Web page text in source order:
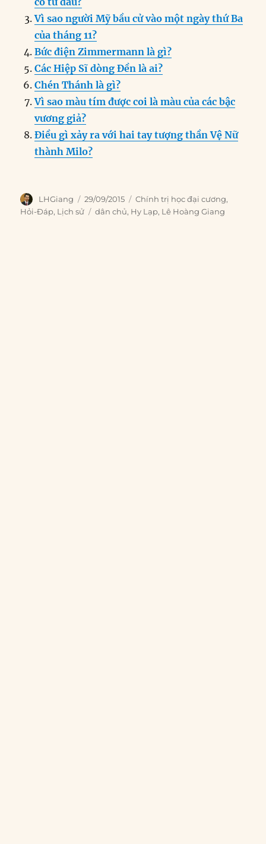
o
o
k
I
n
g p a
Vì sao người Mỹ bầu cử vào một ngày thứ Ba
của tháng 11?
Bức điện Zimmermann là gì?
Các Hiệp Sĩ dòng Đền là ai?
Chén Thánh là gì?
Vì sao màu tím được coi là màu của các bậc
vương giả?
Điều gì xảy ra với hai tay tượng thần Vệ Nữ
thành Milo?
Author
LHGiang
Posted
on
29/09/2015 Categories
Chính trị học đại cương,
Hỏi-Đáp, Lịch sử Tags
dân chủ, Hy Lạp, Lê Hoàng Giang